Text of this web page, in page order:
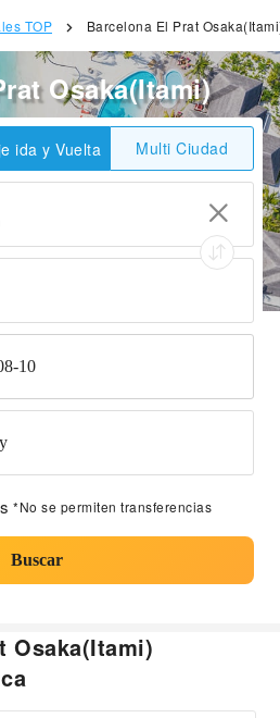
TOP Barcelona El Prat
Osaka(Itami)
ida y Vuelta Multi Ciudad
10
*No se permiten transferencias
Buscar
Osaka(Itami)